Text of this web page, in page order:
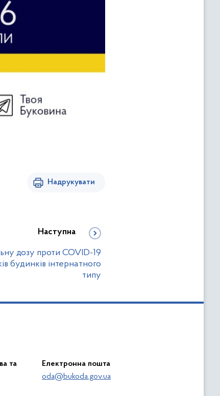
Надрукувати
Наступна
дозу проти COVID-19
будинків інтернатного
типу
та
Електронна пошта
oda@bukoda.gov.ua